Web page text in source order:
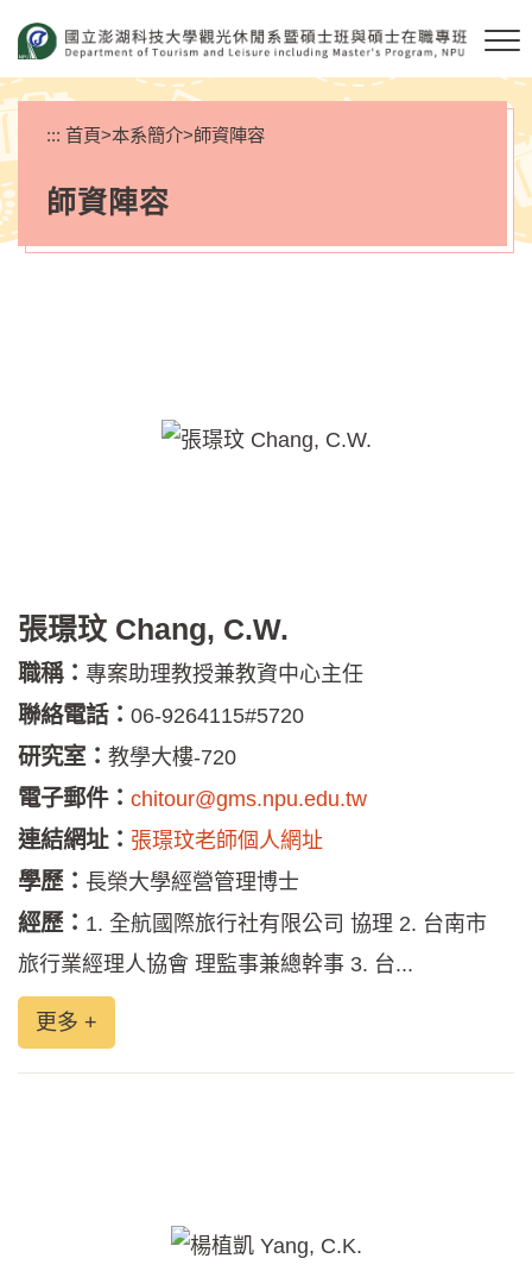
要
內
容
區
塊
::: 首頁>本系簡介>師資陣容
師資陣容
張璟玟 Chang, C.W.
職稱： 專案助理教授兼教資中心主任
聯絡電話： 06-9264115#5720
研究室： 教學大樓-720
電子郵件： chitour@gms.npu.edu.tw
連結網址： 張璟玟老師個人網址
學歷： 長榮大學經營管理博士
經歷： 1. 全航國際旅行社有限公司 協理 2. 台南市
旅行業經理人協會 理監事兼總幹事 3. 台...
更多 +